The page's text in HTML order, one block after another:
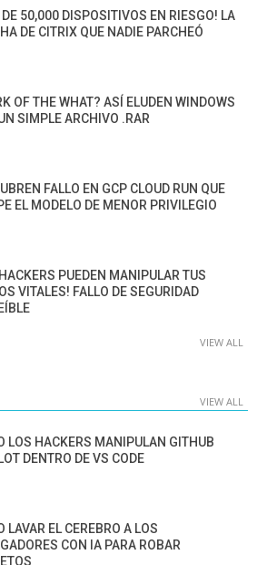
DE 50,000 DISPOSITIVOS EN RIESGO! LA
DE CITRIX QUE NADIE PARCHEÓ
OF THE WHAT? ASÍ ELUDEN WINDOWS
SIMPLE ARCHIVO .RAR
FALLO EN GCP CLOUD RUN QUE
EL MODELO DE MENOR PRIVILEGIO
PUEDEN MANIPULAR TUS
VITALES! FALLO DE SEGURIDAD
VIEW ALL
VIEW ALL
LOS HACKERS MANIPULAN GITHUB
DENTRO DE VS CODE
LAVAR EL CEREBRO A LOS
CON IA PARA ROBAR